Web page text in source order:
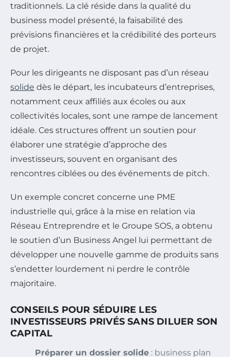
traditionnels. La clé réside dans la qualité du
business model présenté, la faisabilité des
prévisions financières et la crédibilité des porteurs
de projet.
Pour les dirigeants ne disposant pas d’un réseau
solide dès le départ, les incubateurs d’entreprises,
notamment ceux affiliés aux écoles ou aux
collectivités locales, sont une rampe de lancement
idéale. Ces structures offrent un soutien pour
élaborer une stratégie d’approche des
investisseurs, souvent en organisant des
rencontres ciblées ou des événements de pitch.
Un exemple concret concerne une PME
industrielle qui, grâce à la mise en relation via
Réseau Entreprendre et le Groupe SOS, a obtenu
le soutien d’un Business Angel lui permettant de
développer une nouvelle gamme de produits sans
s’endetter lourdement ni perdre le contrôle
majoritaire.
CONSEILS POUR SÉDUIRE LES
INVESTISSEURS PRIVÉS SANS DILUER SON
CAPITAL
Préparer un dossier solide : business plan